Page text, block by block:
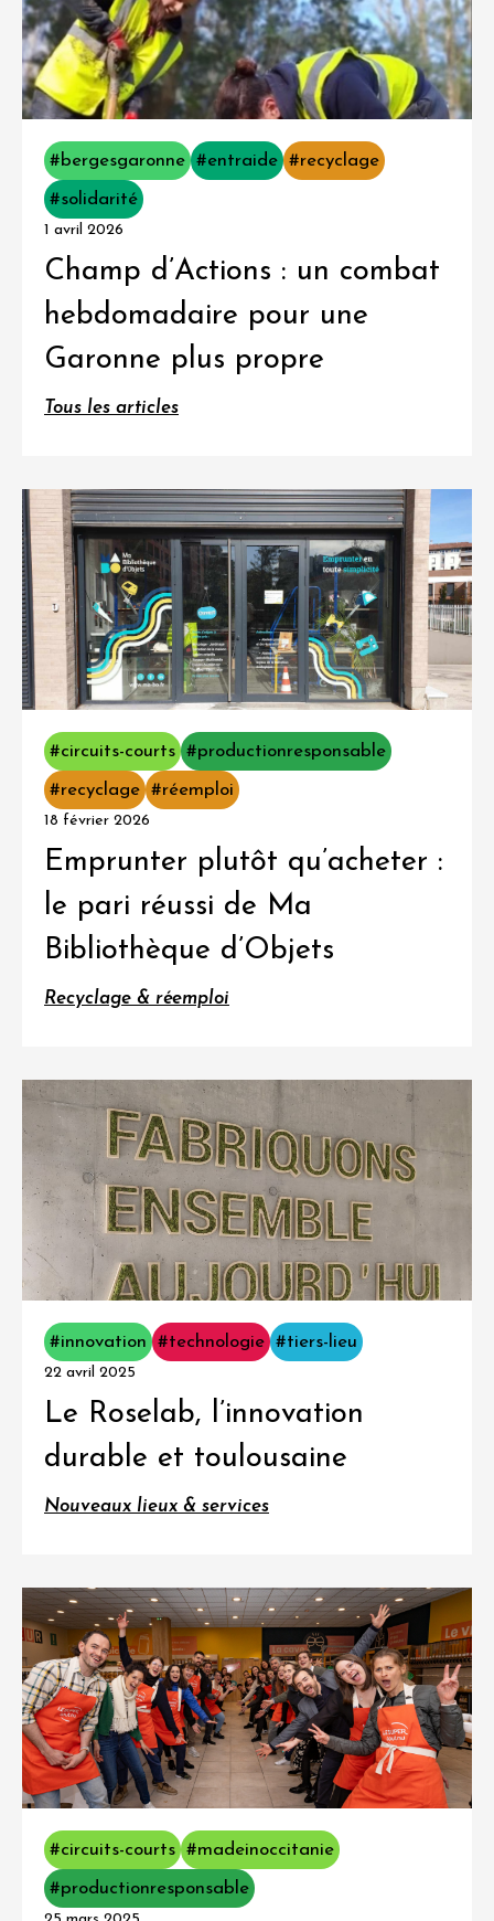
#bergesgaronne #entraide #recyclage
#solidarité
1 avril 2026
Champ d’Actions : un combat
hebdomadaire pour une
Garonne plus propre
Tous les articles
#circuits-courts #productionresponsable
#recyclage #réemploi
18 février 2026
Emprunter plutôt qu’acheter :
le pari réussi de Ma
Bibliothèque d’Objets
Recyclage & réemploi
#innovation #technologie #tiers-lieu
22 avril 2025
Le Roselab, l’innovation
durable et toulousaine
Nouveaux lieux & services
#circuits-courts #madeinoccitanie
#productionresponsable